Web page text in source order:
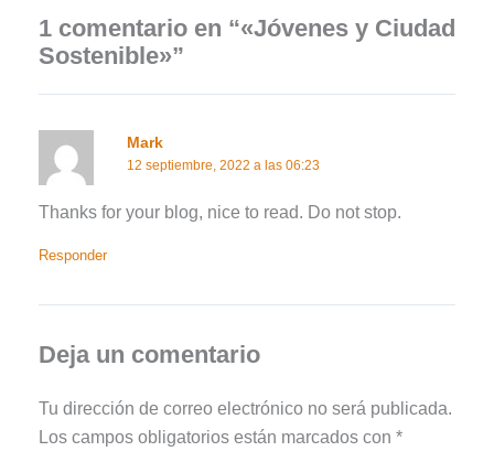
1 comentario en “«Jóvenes y Ciudad
Sostenible»”
Mark
12 septiembre, 2022 a las 06:23
Thanks for your blog, nice to read. Do not stop.
Responder
Deja un comentario
Tu dirección de correo electrónico no será publicada.
Los campos obligatorios están marcados con *